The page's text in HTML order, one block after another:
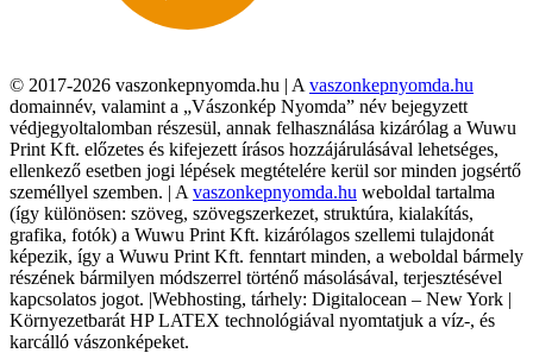
© 2017-2026 vaszonkepnyomda.hu | A vaszonkepnyomda.hu
domainnév, valamint a „Vászonkép Nyomda” név bejegyzett
védjegyoltalomban részesül, annak felhasználása kizárólag a Wuwu
Print Kft. előzetes és kifejezett írásos hozzájárulásával lehetséges,
ellenkező esetben jogi lépések megtételére kerül sor minden jogsértő
személlyel szemben. | A vaszonkepnyomda.hu weboldal tartalma
(így különösen: szöveg, szövegszerkezet, struktúra, kialakítás,
grafika, fotók) a Wuwu Print Kft. kizárólagos szellemi tulajdonát
képezik, így a Wuwu Print Kft. fenntart minden, a weboldal bármely
részének bármilyen módszerrel történő másolásával, terjesztésével
kapcsolatos jogot. |Webhosting, tárhely: Digitalocean – New York |
Környezetbarát HP LATEX technológiával nyomtatjuk a víz-, és
karcálló vászonképeket.